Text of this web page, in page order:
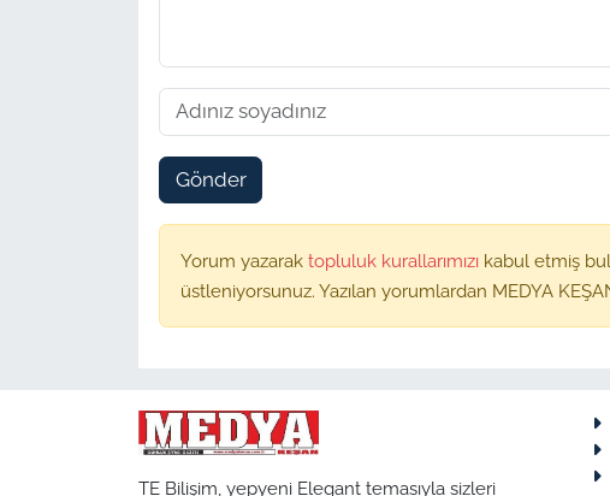
Gönder
Yorum yazarak topluluk kurallarımızı kabul etmiş
üstleniyorsunuz. Yazılan yorumlardan MEDYA
TE Bilişim, yepyeni Elegant temasıyla sizleri